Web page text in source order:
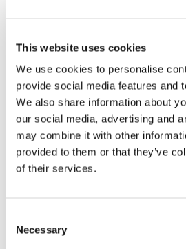
This website uses cookies
We use cookies to personalise
provide social media features and
We also share information about
our social media, advertising and
may combine it with other
provided to them or that they’ve
of their services.
Selection
Necessary
autres pensaient que j’allais
être parce que j’avais l’air
souvenir de mon grand-père
aidé. D’un autre côté, le
étaitLet’s Bridge, c’est-à-
ponts » : moi, je l’aurai fait
générations de mes grands-
parents, qui, avant moi,
donné un sens différent à